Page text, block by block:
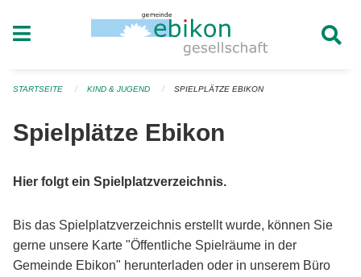
STARTSEITE KIND & JUGEND SPIELPLÄTZE EBIKON
Spielplätze Ebikon
Hier folgt ein Spielplatzverzeichnis.
Bis das Spielplatzverzeichnis erstellt wurde, können Sie
gerne unsere Karte "Öffentliche Spielräume in der
Gemeinde Ebikon" herunterladen oder in unserem Büro